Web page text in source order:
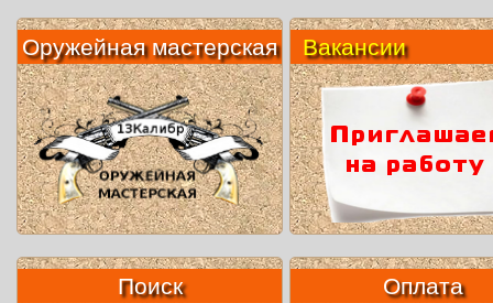
Оружейная мастерскаяВакансии
Поиск Оплата